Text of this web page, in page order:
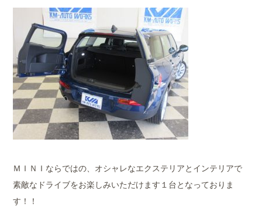
ＭＩＮＩならではの、オシャレなエクステリアとインテリアで
素敵なドライブをお楽しみいただけます１台となっておりま
す！！